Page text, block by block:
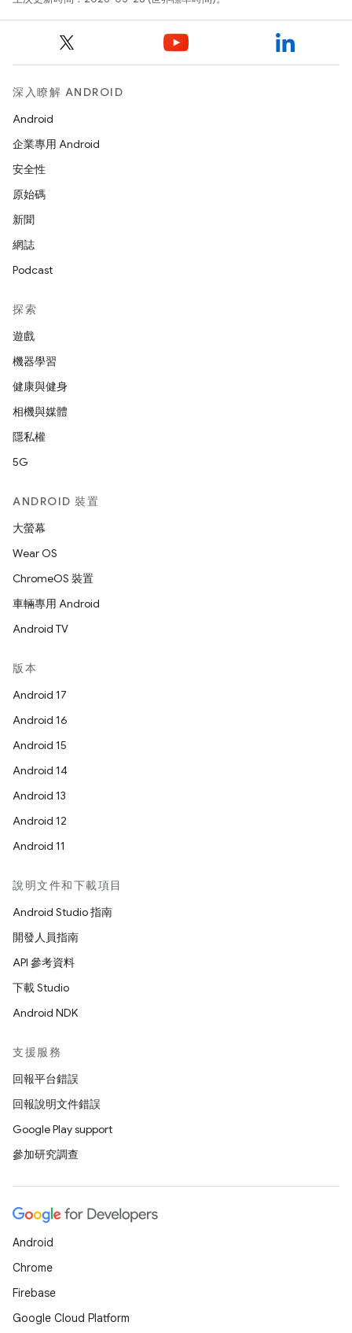
深入瞭解 ANDROID
Android
企業專用 Android
安全性
原始碼
新聞
網誌
Podcast
探索
遊戲
機器學習
健康與健身
相機與媒體
隱私權
5G
ANDROID 裝置
大螢幕
Wear OS
ChromeOS 裝置
車輛專用 Android
Android TV
版本
Android 17
Android 16
Android 15
Android 14
Android 13
Android 12
Android 11
說明文件和下載項目
Android Studio 指南
開發人員指南
API 參考資料
下載 Studio
Android NDK
支援服務
回報平台錯誤
回報說明文件錯誤
Google Play support
參加研究調查
Android
Chrome
Firebase
Google Cloud Platform